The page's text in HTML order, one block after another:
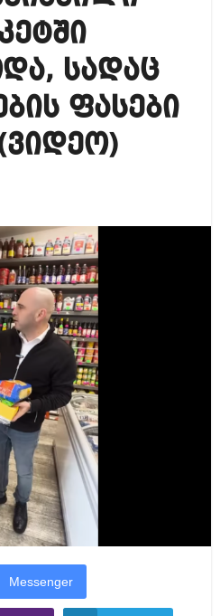
სადაც
ფასები
Messenger